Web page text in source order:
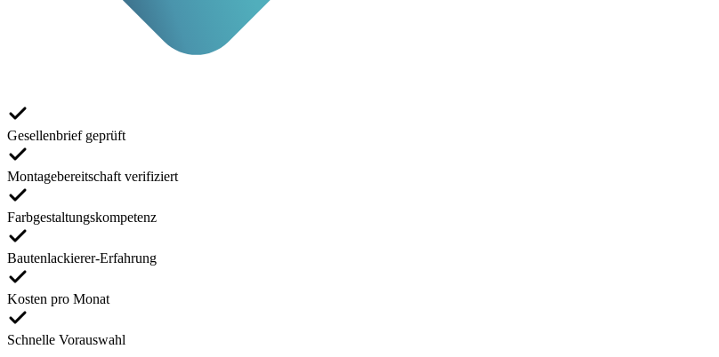
Gesellenbrief geprüft
Montagebereitschaft verifiziert
Farbgestaltungskompetenz
Bautenlackierer-Erfahrung
Kosten pro Monat
Schnelle Vorauswahl